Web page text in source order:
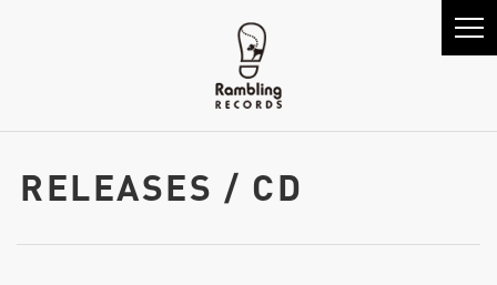
RELEASES / CD